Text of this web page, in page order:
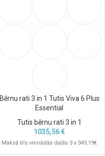
Bērnu rati 3 in 1 Tutis Viva 6 Plus
Essential
Tutis bērnu rati 3 in 1
1035,56€
Maksā trīs vienādās daļās 3 x 345.19€